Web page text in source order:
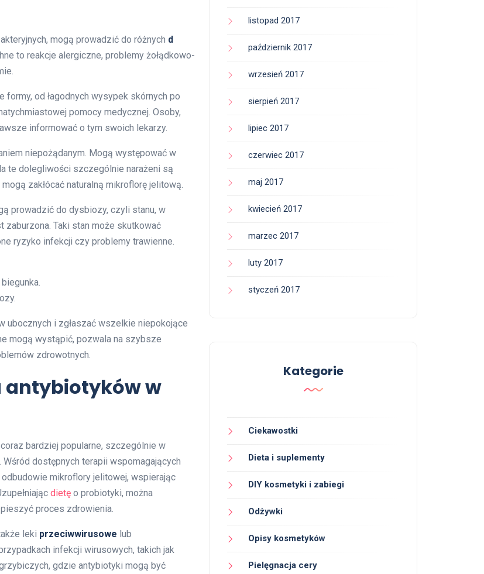
mogą prowadzić do różnych d
to reakcje alergiczne, problemy żołądkowo-
od łagodnych wysypek skórnych po
pomocy medycznej. Osoby,
informować o tym swoich lekarzy.
niepożądanym. Mogą występować w
te dolegliwości szczególnie narażeni są
zakłócać naturalną mikroflorę jelitową.
prowadzić do dysbiozy, czyli stanu, w
Taki stan może skutkować
ryzyko infekcji czy problemy trawienne.
ubocznych i zgłaszać wszelkie niepokojące
mogą wystąpić, pozwala na szybsze
zdrowotnych.
antybiotyków w
bardziej popularne, szczególnie w
dostępnych terapii wspomagających
mikroflory jelitowej, wspierając
dietę o probiotyki, można
proces zdrowienia.
leki przeciwwirusowe lub
infekcji wirusowych, takich jak
gdzie antybiotyki mogą być
listopad 2017
październik 2017
wrzesień 2017
sierpień 2017
lipiec 2017
czerwiec 2017
maj 2017
kwiecień 2017
marzec 2017
luty 2017
styczeń 2017
Kategorie
Ciekawostki
Dieta i suplementy
DIY kosmetyki i zabiegi
Odżywki
Opisy kosmetyków
Pielęgnacja cery